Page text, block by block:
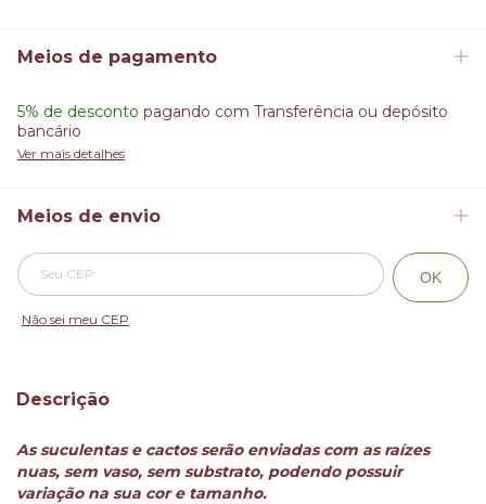
Meios de pagamento
5% de desconto pagando com Transferência ou depósito
bancário
Ver mais detalhes
Meios de envio
Entregas para o CEP: Alterar CEP
OK
Não sei meu CEP
Descrição
As suculentas e cactos serão enviadas com as raízes
nuas, sem vaso, sem substrato, podendo possuir
variação na sua cor e tamanho.